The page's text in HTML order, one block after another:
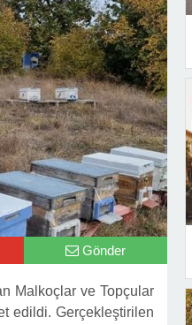
Gönder
Malkoçlar ve Topçular
edildi. Gerçekleştirilen